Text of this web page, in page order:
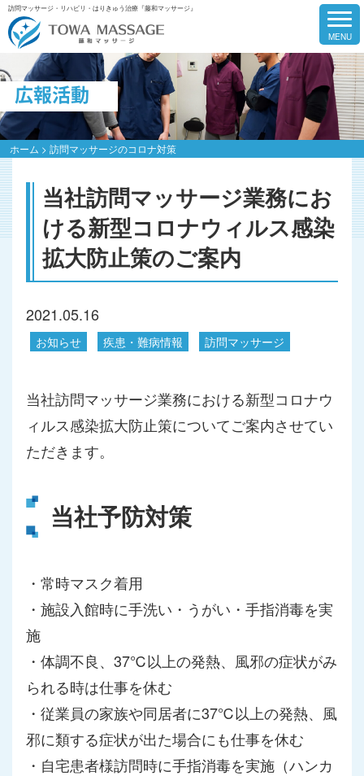
訪問マッサージ・リハビリ・はりきゅう治療『藤和マッサージ』
広報活動
ホーム > 訪問マッサージのコロナ対策
当社訪問マッサージ業務にお
ける新型コロナウィルス感染
拡大防止策のご案内
2021.05.16
お知らせ 疾患・難病情報 訪問マッサージ
当社訪問マッサージ業務における新型コロナウ
ィルス感染拡大防止策についてご案内させてい
ただきます。
当社予防対策
・常時マスク着用
・施設入館時に手洗い・うがい・手指消毒を実
施
・体調不良、37℃以上の発熱、風邪の症状がみ
られる時は仕事を休む
・従業員の家族や同居者に37℃以上の発熱、風
邪に類する症状が出た場合にも仕事を休む
・自宅患者様訪問時に手指消毒を実施（ハンカ